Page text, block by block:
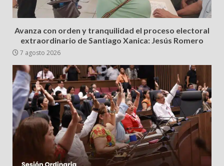
Avanza con orden y tranquilidad el proceso electoral
extraordinario de Santiago Xanica: Jesús Romero
7 agosto 2026